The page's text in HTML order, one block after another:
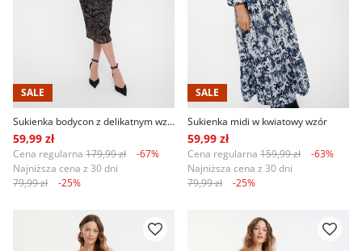
SALE
Sukienka bodycon z delikatnym wzorem
59,99 zł
Cena regularna 179,99 zł
-67%
Najniższa cena z 30 dni
79,99 zł
-25%
SALE
Sukienka midi w kwiatowy wzór
59,99 zł
Cena regularna 159,99 zł
-63%
Najniższa cena z 30 dni
79,99 zł
-25%